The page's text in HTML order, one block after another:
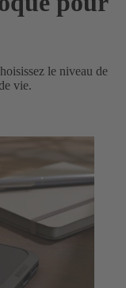
le niveau de
vie.